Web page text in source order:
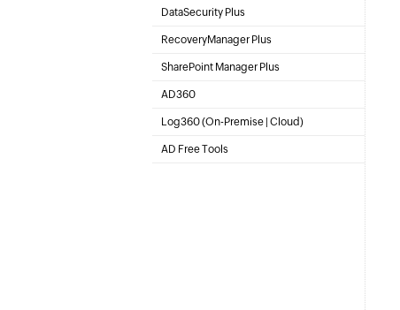
Microsoft 365 Management & Reporting Tool
DataSecurity Plus
File server auditing & data discovery
RecoveryManager Plus
Enterprise backup and recovery tool
SharePoint Manager Plus
AD360
Integrated Identity & Access Management
Log360 (On-Premise Cloud)
Comprehensive SIEM and UEBA
AD Free Tools